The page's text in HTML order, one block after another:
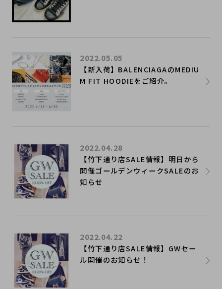
【新入荷】BALENCIAGAのMEDIU
M FIT HOODIEをご紹介。
2022.05.05
【竹下通り店SALE情報】明日から
開催ゴールデンウィークSALEのお
知らせ
2022.04.28
【竹下通り店SALE情報】GWセー
ル開催のお知らせ！
2022.04.22